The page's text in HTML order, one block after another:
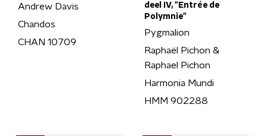
Andrew Davis
Chandos
CHAN 10709
deel IV, "Entrée de
Polymnie"
Pygmalion
Raphaël Pichon &
Raphael Pichon
Harmonia Mundi
HMM 902288